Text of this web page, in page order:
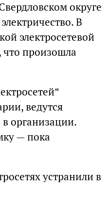
округе
В
электросетевой
произошла
ведутся
организации.
— пока
устранили в